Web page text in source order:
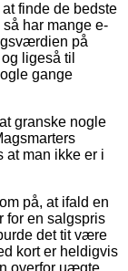
finde de bedste
har mange e-
på
ligeså til
gange
granske nogle
at man ikke er i
på, at ifald en
for en salgspris
det tit være
kort er heldigvis